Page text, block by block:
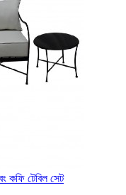
কফি টেবিল সেট